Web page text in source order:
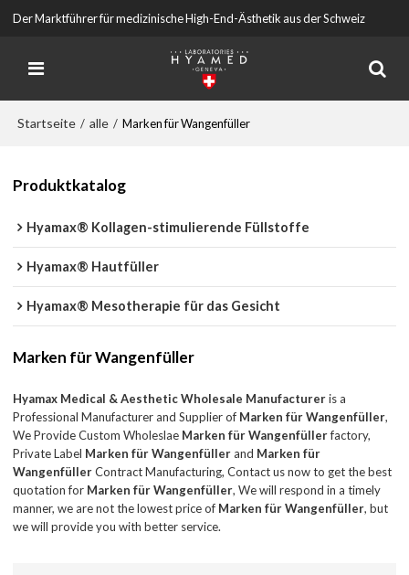
Der Marktführer für medizinische High-End-Ästhetik aus der Schweiz
Startseite / alle / Marken für Wangenfüller
Produktkatalog
Hyamax® Kollagen-stimulierende Füllstoffe
Hyamax® Hautfüller
Hyamax® Mesotherapie für das Gesicht
Marken für Wangenfüller
Hyamax Medical & Aesthetic Wholesale Manufactureris a
Professional Manufacturer and Supplier of Marken für Wangenfüller,
We Provide Custom Wholeslae Marken für Wangenfüllerfactory,
Private Label Marken für Wangenfüllerand Marken für
WangenfüllerContract Manufacturing, Contact us now to get the best
quotation for Marken für Wangenfüller, We will respond in a timely
manner, we are not the lowest price of Marken für Wangenfüller, but
we will provide you with better service.